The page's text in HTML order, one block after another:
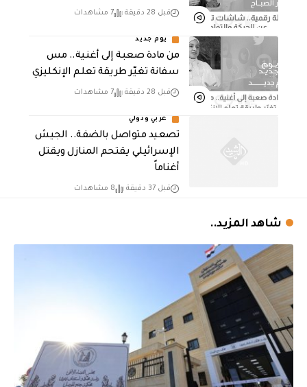
قبل 28 دقيقة 7 مشاهدات
يوم جديد
من مادة صعبة إلى أغنية.. مس
سفانة تغيّر طريقة تعلم الإنكليزي
قبل 28 دقيقة 7 مشاهدات
عربي ودولي
تصعيد متواصل بالضفة.. الجيش
الإسرائيلي يقتحم المنازل ويقتل
أغناماً
قبل 37 دقيقة 8 مشاهدات
شاهد المزيد..